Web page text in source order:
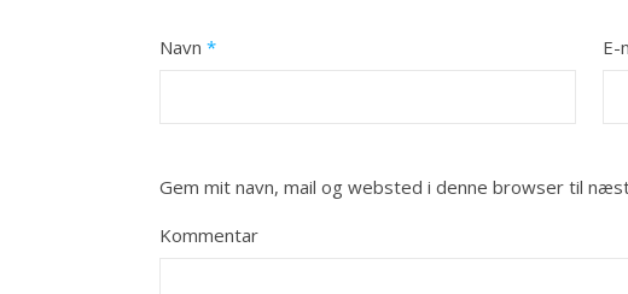
Navn * E-
Gem mit navn, mail og websted i denne browser til
Kommentar